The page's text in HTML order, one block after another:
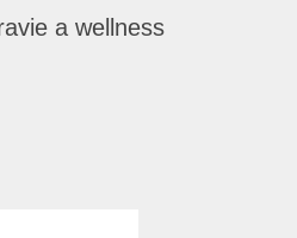
a wellness